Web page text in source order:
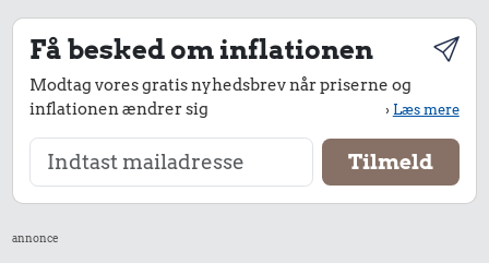
Få besked om inflationen
Modtag vores gratis nyhedsbrev når priserne og
inflationen ændrer sig
›Læs mere
annonce